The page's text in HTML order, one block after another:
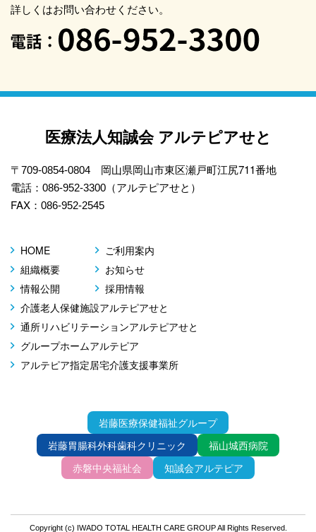
詳しくはお問い合わせください。
医療法人知誠会 アルテピアせと
〒709-0854-0804
岡山県岡山市東区瀬戸町江尻711番地
電話： 086-952-3300 （アルテピアせと）
FAX： 086-952-2545
HOME
組織概要
情報公開
ご利用案内
お知らせ
採用情報
介護老人保健施設アルテピアせと
通所リハビリテーションアルテピアせと
グループホームアルテピア
アルテピア指定居宅介護支援事業所
岩藤医療保健福祉グループ
岩藤胃腸科外科歯科クリニック
福山城西病院
赤磐中央福祉会
知誠会アルテピア
Copyright (c) IWADO TOTAL HEALTH CARE GROUP All Rights Reserved.